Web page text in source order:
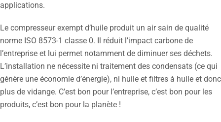
applications.
Le compresseur exempt d’huile produit un air sain de qualité
norme ISO 8573-1 classe 0. Il réduit l’impact carbone de
l’entreprise et lui permet notamment de diminuer ses déchets.
L’installation ne nécessite ni traitement des condensats (ce qui
génère une économie d’énergie), ni huile et filtres à huile et donc
plus de vidange. C’est bon pour l’entreprise, c’est bon pour les
produits, c’est bon pour la planète !